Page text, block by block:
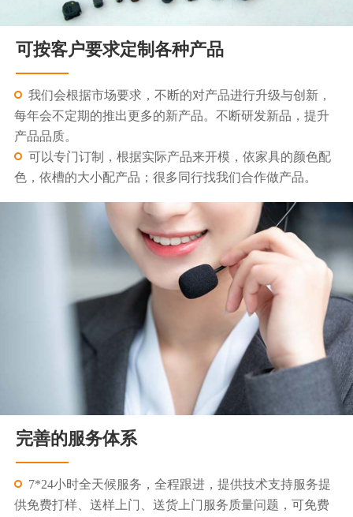
可按客户要求定制各种产品
我们会根据市场要求，不断的对产品进行升级与创新，
每年会不定期的推出更多的新产品。不断研发新品，提升
产品品质。
可以专门订制，根据实际产品来开模，依家具的颜色配
色，依槽的大小配产品；很多同行找我们合作做产品。
完善的服务体系
7*24小时全天候服务，全程跟进，提供技术支持服务提
供免费打样、送样上门、送货上门服务质量问题，可免费